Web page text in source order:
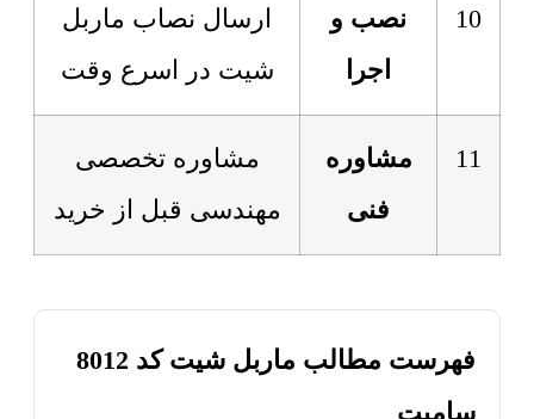
10
نصب و
اجرا
ارسال نصاب ماربل
شیت در اسرع وقت
11
مشاوره
فنی
مشاوره تخصصی
مهندسی قبل از خرید
فهرست مطالب ماربل شیت کد 8012
سامیت